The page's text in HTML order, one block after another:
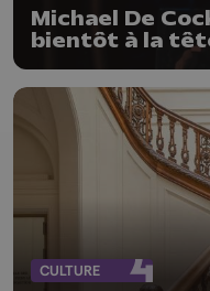
Michael De
bientôt à la
CULTURE